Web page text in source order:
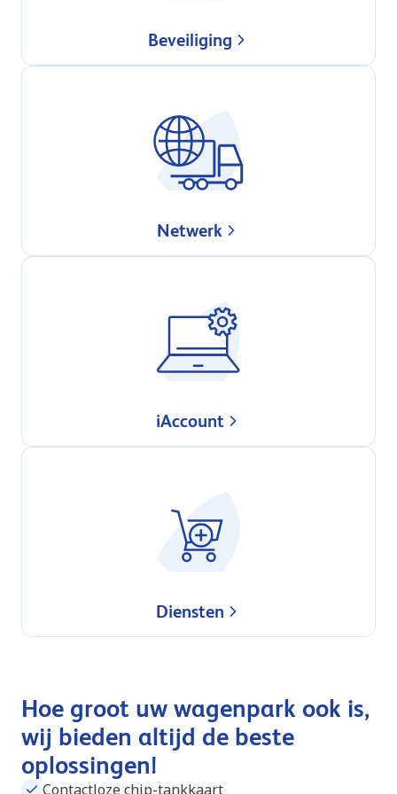
Beveiliging
Netwerk
iAccount
Diensten
Hoe groot uw wagenpark ook is,
wij bieden altijd de beste
oplossingen!
Contactloze chip-tankkaart